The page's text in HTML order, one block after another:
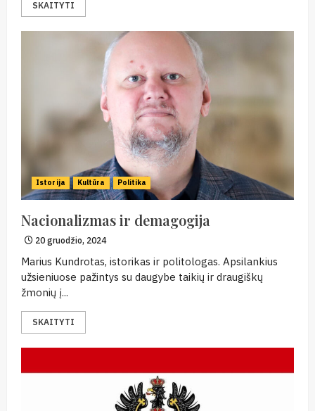
SKAITYTI
Istorija Kultūra Politika
Nacionalizmas ir demagogija
20 gruodžio, 2024
Marius Kundrotas, istorikas ir politologas. Apsilankius
užsieniuose pažintys su daugybe taikių ir draugiškų
žmonių į...
SKAITYTI